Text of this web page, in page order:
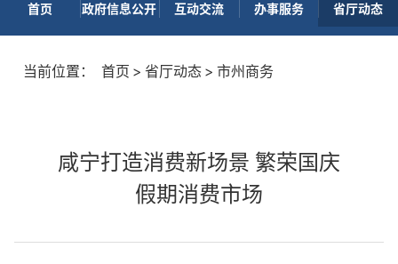
首页 政府信息公开 互动交流 办事服务 省厅动态
当前位置： 首页 > 省厅动态 > 市州商务
咸宁打造消费新场景 繁荣国庆
假期消费市场